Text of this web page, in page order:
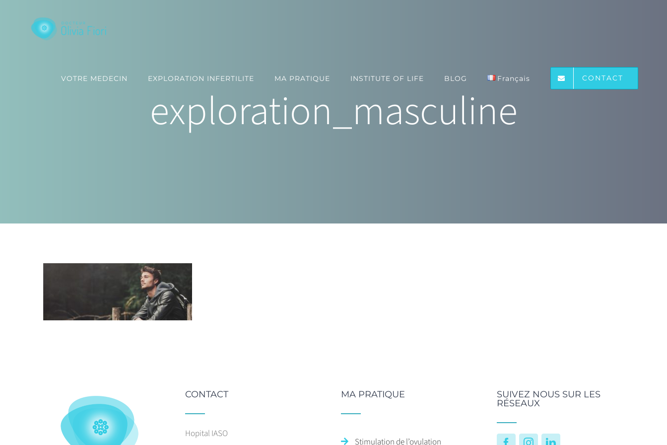
VOTRE MEDECIN EXPLORATION INFERTILITE MA PRATIQUE INSTITUTE OF LIFE BLOG Français CONTACT
exploration_masculine
CONTACT
Hopital IASO
MA PRATIQUE
Stimulation de l’ovulation
SUIVEZ NOUS SUR LES
RÉSEAUX